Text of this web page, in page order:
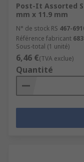
Post-It Assorted
mm x 11.9 mm
N° de stock RS 467-
Référence fabricant
Sous-total (1 unité)
6,46 €(TVA exclue)
Quantité